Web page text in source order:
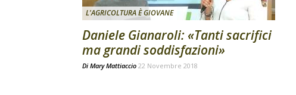
L'AGRICOLTURA È GIOVANE
Daniele Gianaroli: «Tanti sacrifici
ma grandi soddisfazioni»
Di Mary Mattiaccio 22 Novembre 2018